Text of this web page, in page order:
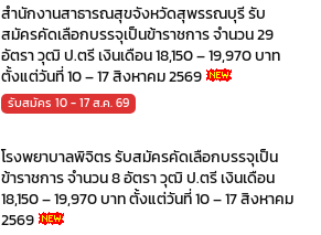
สำนักงานสาธารณสุขจังหวัดสุพรรณบุรี รับ
สมัครคัดเลือกบรรจุเป็นข้าราชการ จำนวน 29
อัตรา วุฒิ ป.ตรี เงินเดือน 18,150 – 19,970 บาท
ตั้งแต่วันที่ 10 – 17 สิงหาคม 2569
รับสมัคร 10 - 17 ส.ค. 69
โรงพยาบาลพิจิตร รับสมัครคัดเลือกบรรจุเป็น
ข้าราชการ จำนวน 8 อัตรา วุฒิ ป.ตรี เงินเดือน
18,150 – 19,970 บาท ตั้งแต่วันที่ 10 – 17 สิงหาคม
2569